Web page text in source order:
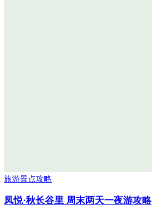
旅游景点攻略
凤悦·秋长谷里 周末两天一夜游攻略